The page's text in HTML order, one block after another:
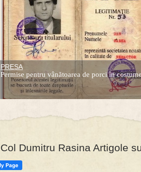
PRESA
Permise pentru vânătoarea de porci în
Prima mea carte publicata (Nemira)
Averea Presedintelui: prima lucrare despre
Col Dumitru Rasina Artigole